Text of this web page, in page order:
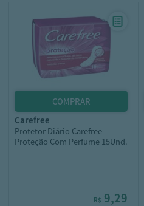
carefree
Protetor Diário Carefree
Proteção Com Perfume 15Und.
R$ 9,29